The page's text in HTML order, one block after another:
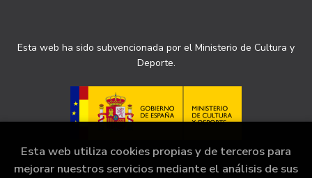
Esta web ha sido subvencionada por el Ministerio de Cultura y
Deporte.
Esta web utiliza cookies propias y de terceros para
mejorar nuestros servicios mediante el análisis de sus